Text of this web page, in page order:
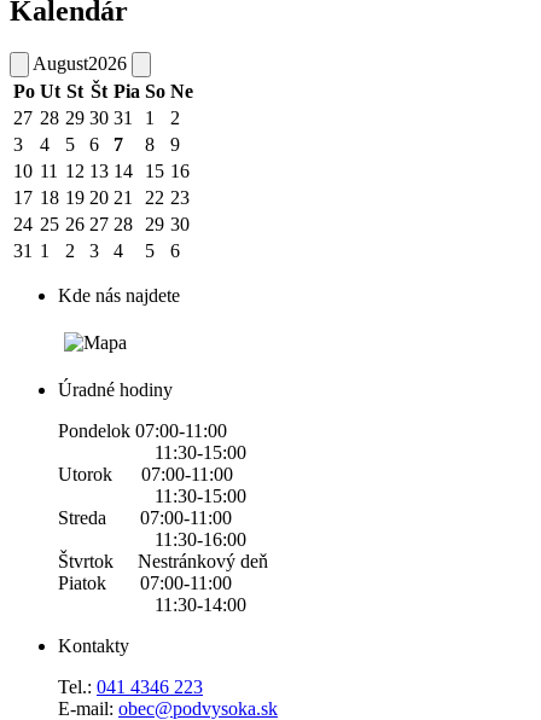
Kalendár
August2026
Po Ut St Št Pia So Ne
27 28 29 30 31 1
2
3
4 5 6 7 8
9
10 11 12 13 14 15 16
17 18 19 20 21 22 23
24 25 26 27 28 29 30
31 1 2 3 4 5 6
Kde nás najdete
Úradné hodiny
Pondelok 07:00-11:00
11:30-15:00
Utorok 07:00-11:00
11:30-15:00
Streda 07:00-11:00
11:30-16:00
Štvrtok Nestránkový deň
Piatok 07:00-11:00
11:30-14:00
Kontakty
Tel.: 041 4346 223
E-mail: obec@podvysoka.sk